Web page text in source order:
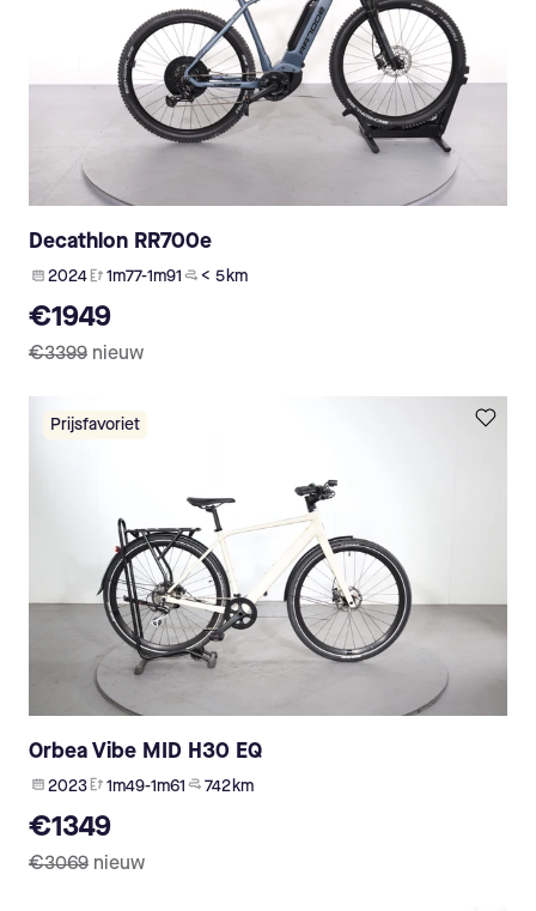
Decathlon RR700e
2024 1m77-1m91 < 5 km
€1949
€3399 nieuw
Prijsfavoriet
Orbea Vibe MID H30 EQ
2023 1m49-1m61 742 km
€1349
€3069 nieuw